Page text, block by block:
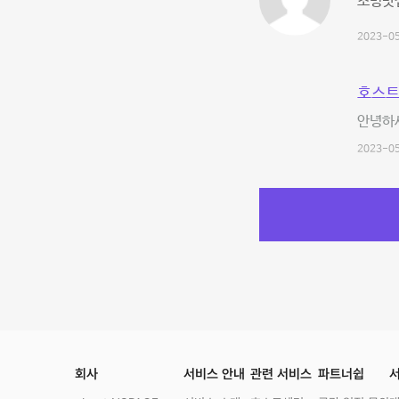
2023-
호스
안녕하
2023-
회사 서비스 안내 관련 서비스 파트너쉽